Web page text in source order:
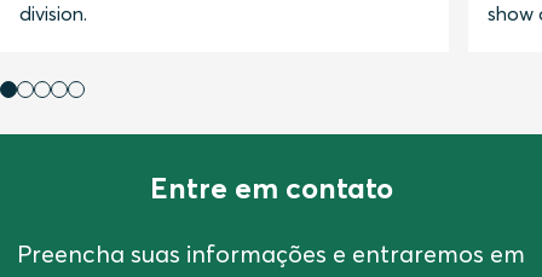
division.
show
Entre em contato
Preencha suas informações e entraremos em